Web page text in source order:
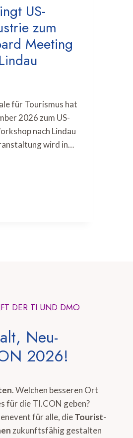
US-
zum
Meeting
für Tourismus hat
2026 zum US-
nach Lindau
wird in…
DER TI UND DMO
Neu-
2026!
. Welchen besseren Ort
für die TI.CON geben?
für alle, dieTourist-
zukunftsfähig gestalten